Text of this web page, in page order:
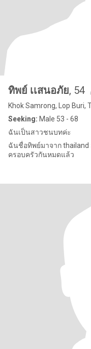
ทิพย์ เเสนอภัย, 54
Khok Samrong, Lop Buri,
Seeking: Male 53 - 68
ฉันเป็นสาวชนบทค่ะ
ฉันชื่อทิพย์มาจาก thailand
ครอบครัวกันหมดแล้ว